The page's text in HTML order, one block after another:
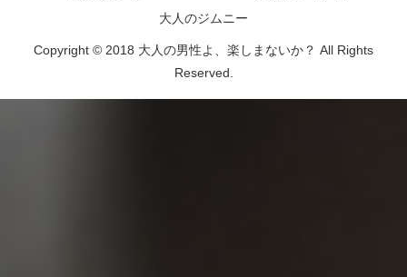
大人のジムニー
Copyright © 2018 大人の男性よ、楽しまないか？ All Rights
Reserved.